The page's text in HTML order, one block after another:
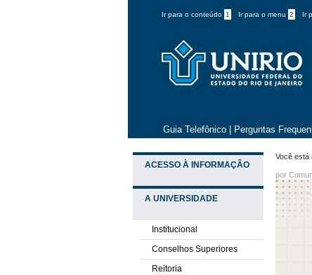
Ir para o conteúdo 1 Ir para o menu 2 Ir
Guia Telefônico Perguntas
ACESSO À INFORMAÇÃO
A UNIVERSIDADE
Institucional
Conselhos Superiores
Reitoria
Você está
por